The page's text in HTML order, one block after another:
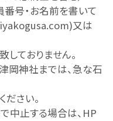
・お名前を書いて
又は
りません。
社までは、急な石
い。
る場合は、HP